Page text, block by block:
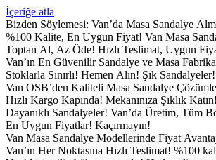
İçeriğe atla
Bizden Söylemesi: Van’da Masa Sandalye
%100 Kalite, En Uygun Fiyat! Van Masa
Toptan Al, Az Öde! Hızlı Teslimat, Uygun
Van’ın En Güvenilir Sandalye ve Masa
Stoklarla Sınırlı! Hemen Alın! Şık Sandalyeler!
Van OSB’den Kaliteli Masa Sandalye
Hızlı Kargo Kapında! Mekanınıza Şıklık Katın!
Dayanıklı Sandalyeler! Van’da Üretim, Tüm
En Uygun Fiyatlar! Kaçırmayın!
Van Masa Sandalye Modellerinde Fiyat
Van’ın Her Noktasına Hızlı Teslimat! %100